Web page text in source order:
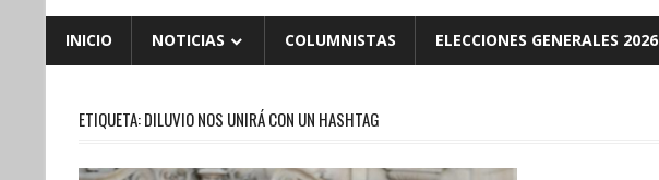
INICIO NOTICIAS COLUMNISTAS ELECCIONES GENERALES 2026
ETIQUETA:DILUVIO NOS UNIRÁ CON UN HASHTAG